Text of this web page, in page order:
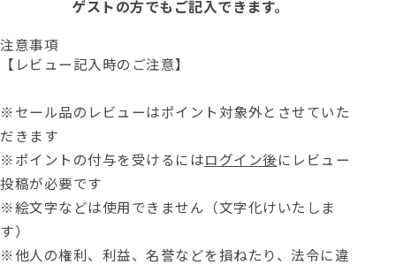
ゲストの方でもご記入できます。
注意事項
【レビュー記入時のご注意】
※セール品のレビューはポイント対象外とさせていた
だきます
※ポイントの付与を受けるにはログイン後にレビュー
投稿が必要です
※絵文字などは使用できません（文字化けいたしま
す）
※他人の権利、利益、名誉などを損ねたり、法令に違